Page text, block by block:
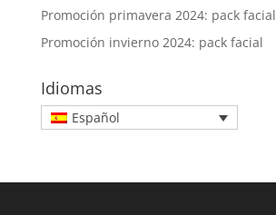
Promoción primavera 2024: pack facial
Promoción invierno 2024: pack facial
Idiomas
Español